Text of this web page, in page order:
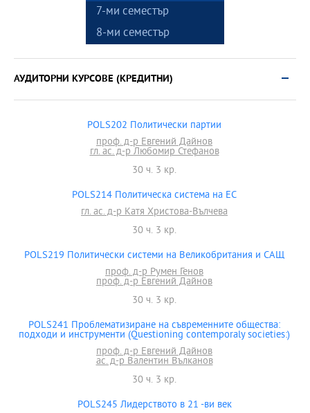
7-ми семестър
8-ми семестър
АУДИТОРНИ КУРСОВЕ (КРЕДИТНИ)
POLS202 Политически партии
проф. д-р Евгений Дайнов
гл. ас. д-р Любомир Стефанов
30 ч. 3 кр.
POLS214 Политическа система на ЕС
гл. ас. д-р Катя Христова-Вълчева
30 ч. 3 кр.
POLS219 Политически системи на Великобритания и САЩ
проф. д-р Румен Генов
проф. д-р Евгений Дайнов
30 ч. 3 кр.
POLS241 Проблематизиране на съвременните общества:
подходи и инструменти (Questioning contemporaly societies:)
проф. д-р Евгений Дайнов
ас. д-р Валентин Вълканов
30 ч. 3 кр.
POLS245 Лидерството в 21 -ви век